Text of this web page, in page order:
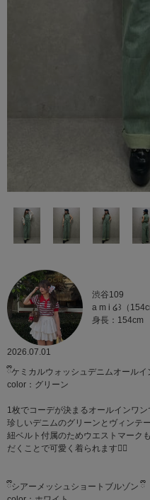
渋谷109
a m i ໒꒱（
身長：154cm
2026.07.01
ケミカルウォッシュデニムオール
color：グリーン
1枚でコーデが決まるオールインワン
珍しいデニムのグリーンとヴィンテ
紐ベルト付属のためウエストマーク
だくことで可愛く着られます🙆‍♀️
ྀིシアーメッシュショートブルゾン ྀི